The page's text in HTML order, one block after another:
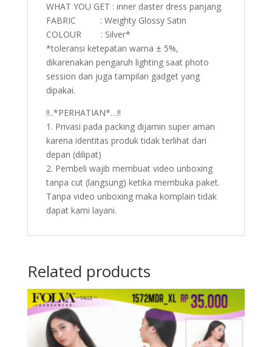
WHAT YOU GET : inner daster dress panjang
FABRIC : Weighty Glossy Satin
COLOUR : Silver*
*toleransi ketepatan warna ± 5%,
dikarenakan pengaruh lighting saat photo
session dan juga tampilan gadget yang
dipakai.
!!..*PERHATIAN*…!!
1. Privasi pada packing dijamin super aman
karena identitas produk tidak terlihat dari
depan (dilipat)
2. Pembeli wajib membuat video unboxing
tanpa cut (langsung) ketika membuka paket.
Tanpa video unboxing maka komplain tidak
dapat kami layani.
Related products